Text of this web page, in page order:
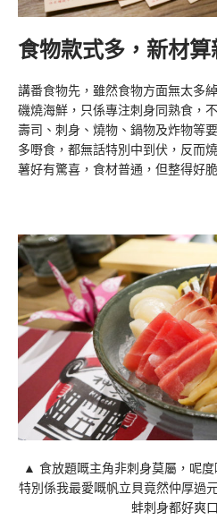
食物款式多，新材算
講番食物先，雖然食物方面無太多
磯燒海鮮，只係專注刺身同熟食，
壽司、刺身、燒物、鍋物及炸物等
多嘢食，都無話特別中到伏，反而
薯好有驚喜，食材普通，但整得好
▲ 食放題嘅主角非刺身莫屬，呢
特別係我最愛嘅帆立貝竟然仲厚過
蚌刺身都好爽